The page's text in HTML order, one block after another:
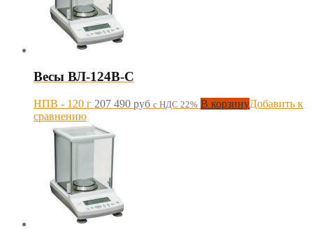
Весы ВЛ-124В-С
НПВ - 120 г 207 490 руб с НДС 22% В корзинуДобавить к
сравнению